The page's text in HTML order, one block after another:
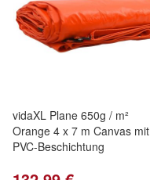
vidaXL Plane 650g / m²
Orange 4 x 7 m Canvas mit
PVC-Beschichtung